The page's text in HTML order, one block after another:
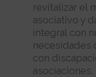
revitalizar el
asociativo y
integral con
necesidades
con